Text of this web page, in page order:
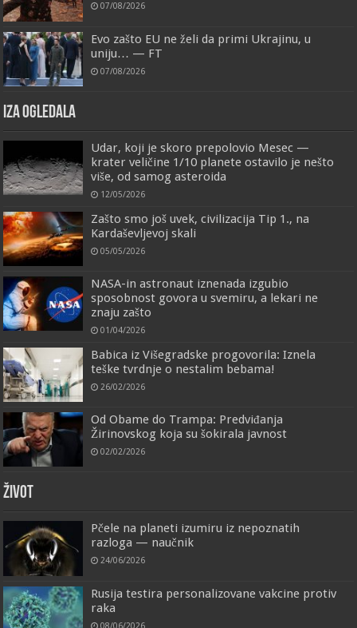
07/08/2026
Evo zašto EU ne želi da primi Ukrajinu, u
uniju… — FT
07/08/2026
IZA OGLEDALA
Udar, koji je skoro prepolovio Mesec —
krater veličine 1/10 planete ostavilo je nešto
više, od samog asteroida
12/05/2026
Zašto smo još uvek, civilizacija Tip 1., na
Kardaševljevoj skali
05/05/2026
NASA-in astronaut iznenada izgubio
sposobnost govora u svemiru, a lekari ne
znaju zašto
01/04/2026
Babica iz Višegradske progovorila: Iznela
teške tvrdnje o nestalim bebama!
26/02/2026
Od Obame do Trampa: Predviđanja
Žirinovskog koja su šokirala javnost
02/02/2026
ŽIVOT
Pčele na planeti izumiru iz nepoznatih
razloga — naučnik
24/06/2026
Rusija testira personalizovane vakcine protiv
raka
08/06/2026